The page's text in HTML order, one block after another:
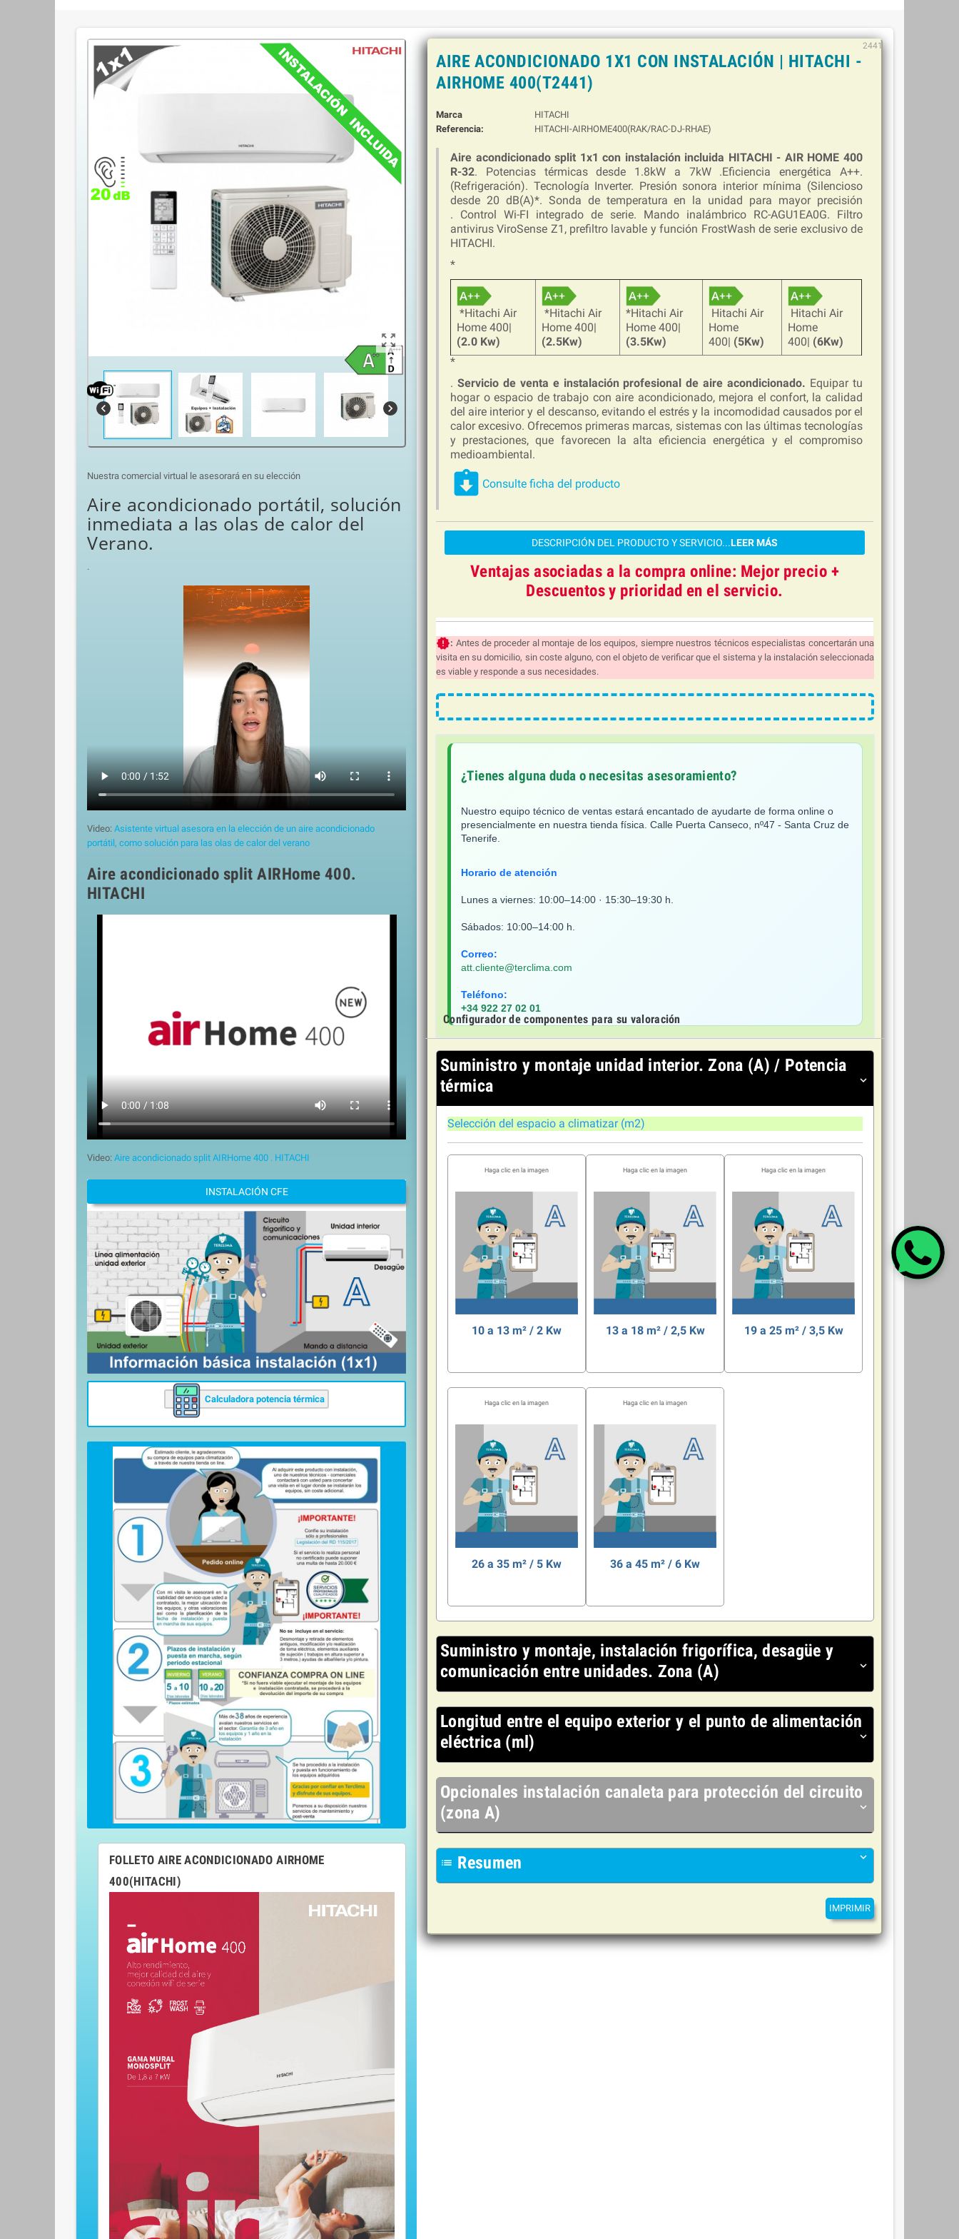
zoom_out_map
chevron_left chevron_right
Nuestra comercial virtual le asesorará en su elección
Aire acondicionado portátil, solución
inmediata a las olas de calor del
Verano.
.
Video: Asistente virtual asesora en la elección de un aire acondicionado
portátil, como solución para las olas de calor del verano
Aire acondicionado split AIRHome 400.
HITACHI
Video: Aire acondicionado split AIRHome 400 . HITACHI
INSTALACIÓN CFE
Calculadora potencia térmica
FOLLETO AIRE ACONDICIONADO AIRHOME
400(HITACHI)
2441
AIRE ACONDICIONADO 1X1 CON INSTALACIÓN | HITACHI -
AIRHOME 400(T2441)
Marca
HITACHI
Referencia:
HITACHI-AIRHOME400(RAK/RAC-DJ-RHAE)
Aire acondicionado split 1x1 con instalación incluida HITACHI - AIR HOME 400
R-32. Potencias térmicas desde 1.8kW a 7kW .Eficiencia energética A++.
(Refrigeración). Tecnología Inverter. Presión sonora interior mínima (Silencioso
desde 20 dB(A)*. Sonda de temperatura en la unidad para mayor precisión
. Control Wi-FI integrado de serie. Mando inalámbrico RC-AGU1EA0G. Filtro
antivirus ViroSense Z1, prefiltro lavable y función FrostWash de serie exclusivo de
HITACHI.
*
*Hitachi Air
Home 400|
(2.0 Kw)
*Hitachi Air
Home 400|
(2.5Kw)
*Hitachi Air
Home 400|
(3.5Kw)
Hitachi Air
Home
400| (5Kw)
Hitachi Air
Home
400| (6Kw)
*
. Servicio de venta e instalación profesional de aire acondicionado. Equipar tu
hogar o espacio de trabajo con aire acondicionado, mejora el confort, la calidad
del aire interior y el descanso, evitando el estrés y la incomodidad causados por el
calor excesivo. Ofrecemos primeras marcas, sistemas con las últimas tecnologías
y prestaciones, que favorecen la alta eficiencia energética y el compromiso
medioambiental.
assignment_returned Consulte ficha del producto
DESCRIPCIÓN DEL PRODUCTO Y SERVICIO...LEER MÁS
Ventajas asociadas a la compra online: Mejor precio +
Descuentos y prioridad en el servicio.
new_releases: Antes de proceder al montaje de los equipos, siempre nuestros técnicos especialistas concertarán una
visita en su domicilio, sin coste alguno, con el objeto de verificar que el sistema y la instalación seleccionada
es viable y responde a sus necesidades.
¿Tienes alguna duda o necesitas asesoramiento?
Nuestro equipo técnico de ventas estará encantado de ayudarte de forma online o
presencialmente en nuestra tienda física. Calle Puerta Canseco, nº47 - Santa Cruz de
Tenerife.
Horario de atención
Lunes a viernes: 10:00–14:00 · 15:30–19:30 h.
Sábados: 10:00–14:00 h.
Correo:
att.cliente@terclima.com
Teléfono:
+34 922 27 02 01
Configurador
Suministro y montaje unidad interior. Zona (A) / Potencia
térmica
expand_more
Selección del espacio a climatizar (m2)
10 a 13 m² / 2 Kw 13 a 18 m² / 2,5 Kw 19 a 25 m² / 3,5 Kw
26 a 35 m² / 5 Kw 36 a 45 m² / 6 Kw
Suministro y montaje, instalación frigorífica, desagüe y
comunicación entre unidades. Zona (A)
expand_more
Longitud entre el equipo exterior y el punto de alimentación
eléctrica (ml)
expand_more
Opcionales instalación canaleta para protección del circuito
(zona A)
expand_more
list Resumen expand_more
IMPRIMIR